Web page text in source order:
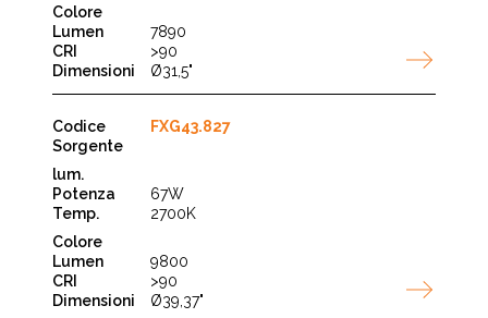
7890
>90
Ø31,5"
FXG43.827
67W
2700K
9800
>90
Ø39,37"